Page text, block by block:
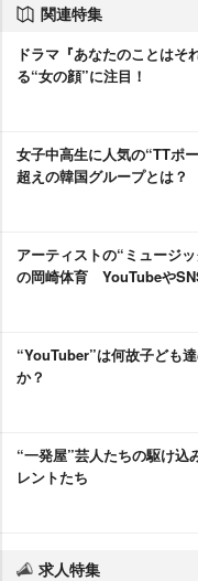
関連特集
ドラマ『あなたのことはそ
る“女の顔”に注目！
女子中高生に人気の“TTポ
超えの韓国グループとは？
アーティストの“ミュージ
の岡崎体育 YouTubeや
“YouTuber”は何故子ども
か？
“一発屋”芸人たちの駆け
レントたち
求人特集